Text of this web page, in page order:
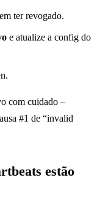
ter revogado.
e atualize a config do
com cuidado –
#1 de “invalid
estão